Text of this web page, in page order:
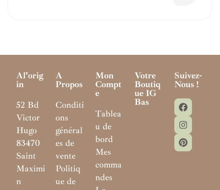
Al'orig
In
52 Bd
Victor
Hugo
83470
Saint
Maximi
n
A
Propos
Conditi
ons
général
es de
vente
Politiq
ue de
Mon
Compt
E
Tablea
u de
bord
Mes
comma
ndes
Votre
Boutiq
Ue IG
Bas
Suivez-
Nous !